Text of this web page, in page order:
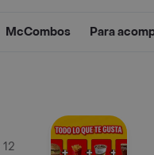
McCombos Para